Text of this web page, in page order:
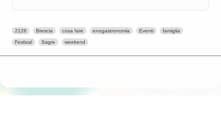
2126 Brescia cosa fare enogastronomia Eventi famiglia
Festival Sagre weekend